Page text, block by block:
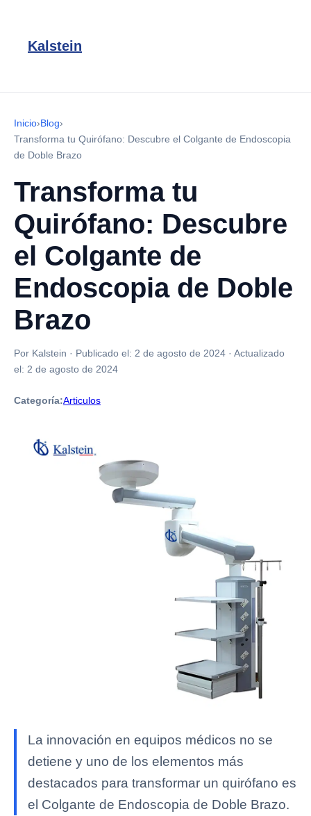
Kalstein
Inicio›Blog›
Transforma tu Quirófano: Descubre el Colgante de Endoscopia
de Doble Brazo
Transforma tu
Quirófano: Descubre
el Colgante de
Endoscopia de Doble
Brazo
Por Kalstein · Publicado el: 2 de agosto de 2024 · Actualizado
el: 2 de agosto de 2024
Categoría:Articulos
La innovación en equipos médicos no se
detiene y uno de los elementos más
destacados para transformar un quirófano es
el Colgante de Endoscopia de Doble Brazo.